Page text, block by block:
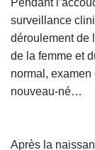
surveillance
déroulement de
de la femme et
normal , examen
nouveau-né…
Après la